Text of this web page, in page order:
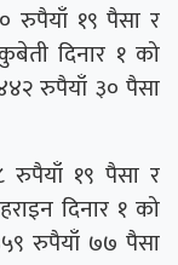
रुपैयाँ १९ पैसा र
दिनार १ को
रुपैयाँ ३० पैसा
रुपैयाँ १९ पैसा र
दिनार १ को
रुपैयाँ ७७ पैसा